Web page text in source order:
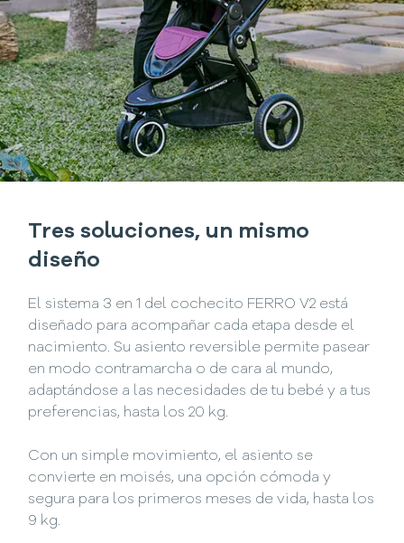
Tres soluciones, un mismo
diseño
El sistema 3 en 1 del cochecito FERRO V2 está
diseñado para acompañar cada etapa desde el
nacimiento. Su asiento reversible permite pasear
en modo contramarcha o de cara al mundo,
adaptándose a las necesidades de tu bebé y a tus
preferencias, hasta los 20 kg.
Con un simple movimiento, el asiento se
convierte en moisés, una opción cómoda y
segura para los primeros meses de vida, hasta los
9 kg.